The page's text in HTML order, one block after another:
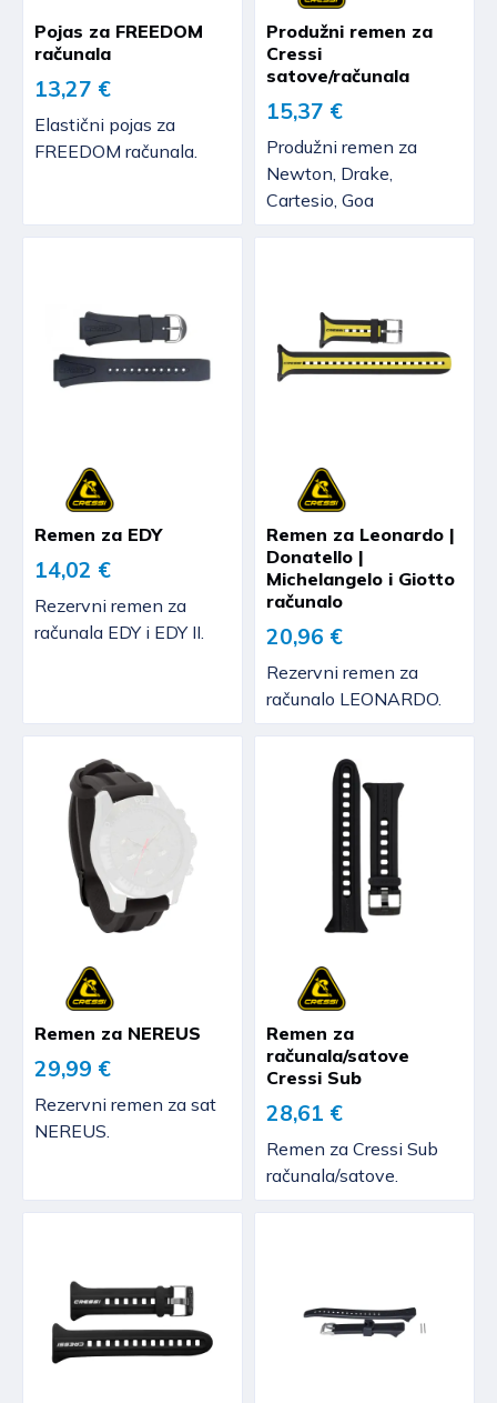
Pojas za FREEDOM
računala
13,27 €
Elastični pojas za
FREEDOM računala.
Produžni remen za
Cressi
satove/računala
15,37 €
Produžni remen za
Newton, Drake,
Cartesio, Goa
Remen za EDY
14,02 €
Rezervni remen za
računala EDY i EDY II.
Remen za Leonardo |
Donatello |
Michelangelo i Giotto
računalo
20,96 €
Rezervni remen za
računalo LEONARDO.
Remen za NEREUS
29,99 €
Rezervni remen za sat
NEREUS.
Remen za
računala/satove
Cressi Sub
28,61 €
Remen za Cressi Sub
računala/satove.